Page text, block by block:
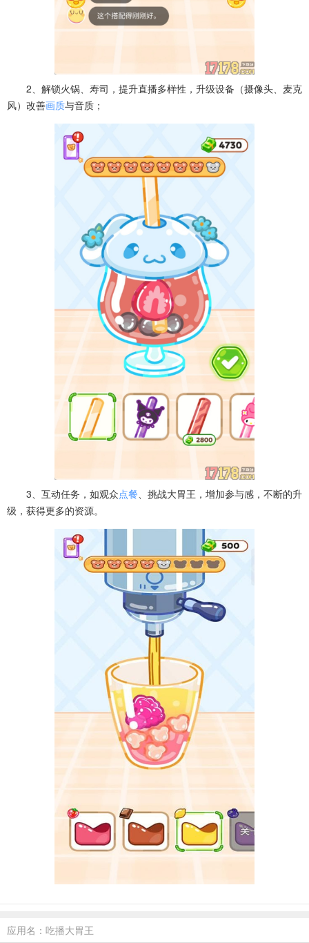
2、解锁火锅、寿司，提升直播多样性，升级设备（摄像头、麦克
风）改善画质与音质；
3、互动任务，如观众点餐 、挑战大胃王，增加参与感，不断的升
级，获得更多的资源。
应用名：吃播大胃王